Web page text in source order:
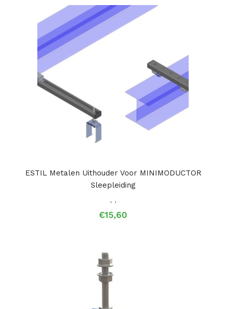
ESTIL Metalen Uithouder Voor MINIMODUCTOR
Sleepleiding
, ,
€15,60